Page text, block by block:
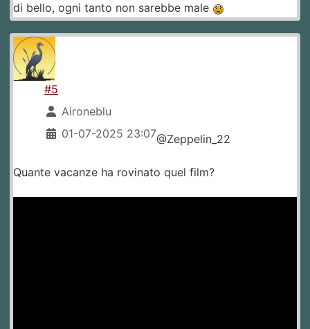
di bello, ogni tanto non sarebbe male
#5
Aironeblu
01-07-2025 23:07@Zeppelin_22
Quante vacanze ha rovinato quel film?